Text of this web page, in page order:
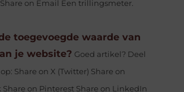
on Email Een trillingsmeter.
toegevoegde waarde van
je website? Goed artikel? Deel
Share on X (Twitter) Share on
Share on Pinterest Share on LinkedIn